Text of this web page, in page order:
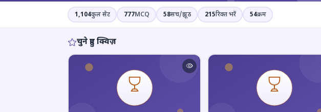
1,104कुल सेट 777MCQ 58सच/झूठ 215रिक्त भरें 54क्रम
चुने हुए क्विज़